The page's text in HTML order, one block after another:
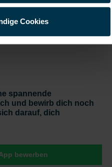
CookiesArbeitsplatz
spannende
und bewirb dich noch
darauf, dich
bewerben